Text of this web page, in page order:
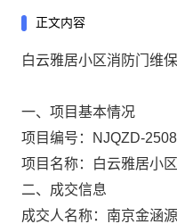
正文内容
白云雅居小区消防门维
一、项目基本情况
项目编号：NJQZD-
项目名称：白云雅居小
二、成交信息
成交人名称：南京金涵